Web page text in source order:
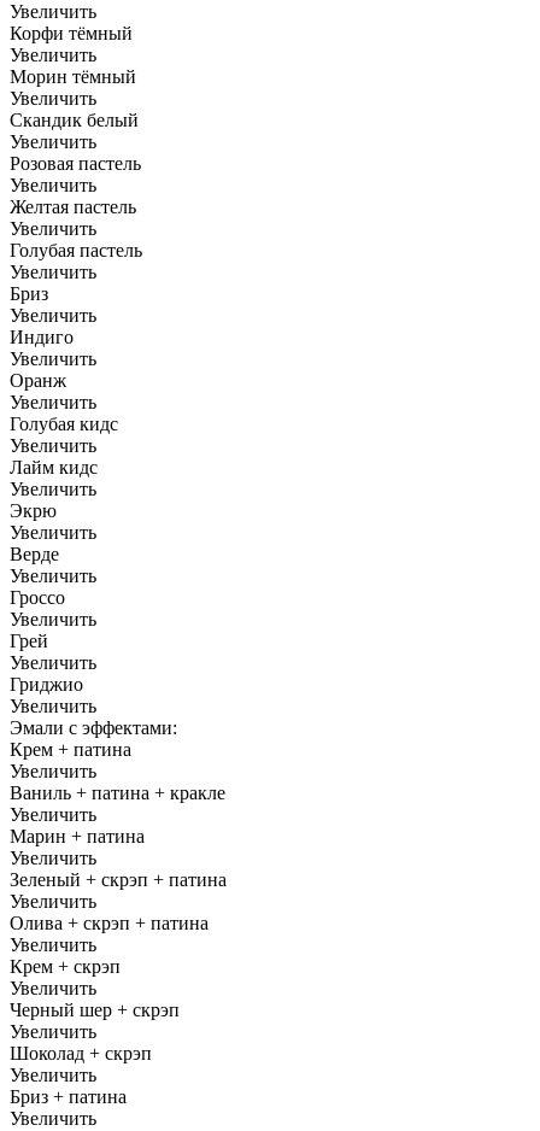
Увеличить
Корфи тёмный
Увеличить
Морин тёмный
Увеличить
Скандик белый
Увеличить
Розовая пастель
Увеличить
Желтая пастель
Увеличить
Голубая пастель
Увеличить
Бриз
Увеличить
Индиго
Увеличить
Оранж
Увеличить
Голубая кидс
Увеличить
Лайм кидс
Увеличить
Экрю
Увеличить
Верде
Увеличить
Гроссо
Увеличить
Грей
Увеличить
Гриджио
Увеличить
Эмали с эффектами:
Крем + патина
Увеличить
Ваниль + патина + кракле
Увеличить
Марин + патина
Увеличить
Зеленый + скрэп + патина
Увеличить
Олива + скрэп + патина
Увеличить
Крем + скрэп
Увеличить
Черный шер + скрэп
Увеличить
Шоколад + скрэп
Увеличить
Бриз + патина
Увеличить